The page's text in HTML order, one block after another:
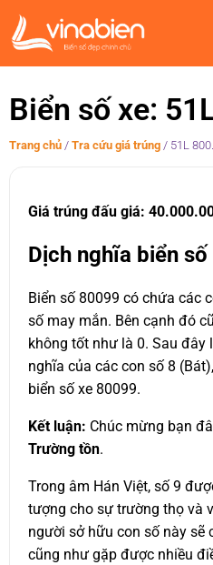
Biển số xe:
Trang chủ / Tra cứu giá trúng / 51L
Giá trúng đấu giá:
Dịch nghĩa biển
Biển số 80099 có chứa các
số may mắn. Bên cạnh đó
không tốt như là 0. Sau đây
nghĩa của các con số 8
biển số xe 80099.
Kết luận: Chúc mừng bạn
Trường tồn.
Trong âm Hán Việt, số 9
tượng cho sự trường thọ và
người sở hữu con số này sẽ
cũng như gặp được nhiều